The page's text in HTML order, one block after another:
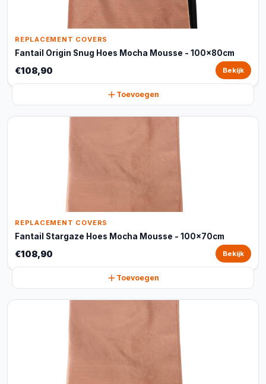
REPLACEMENT COVERS
Fantail Origin Snug Hoes Mocha Mousse - 100x80cm
€108,90 Bekijk
Toevoegen
REPLACEMENT COVERS
Fantail Stargaze Hoes Mocha Mousse - 100x70cm
€108,90 Bekijk
Toevoegen